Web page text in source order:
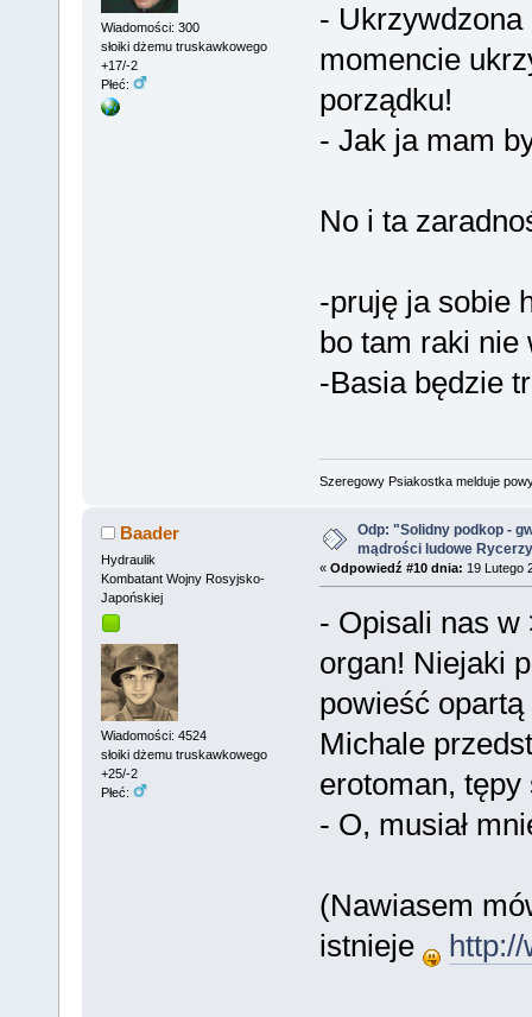
Wiadomości: 300
słoiki dżemu truskawkowego
+17/-2
Płeć:
-
momencie
porządku!
- Jak ja mam
No i ta
-pruję ja sobie
bo tam raki nie
-Basia będzie
Szeregowy Psiakostka melduje
Baader
Hydraulik
Kombatant Wojny Rosyjsko-
Japońskiej
Wiadomości: 4524
słoiki dżemu truskawkowego
+25/-2
Płeć:
Odp: "Solidny podkop -
mądrości ludowe Rycerzy
« Odpowiedź #10 dnia: 19 Lutego
- Opisali nas w
organ! Niejaki
powieść
Michale
erotoman, tępy
- O, musiał
(Nawiasem
istnieje